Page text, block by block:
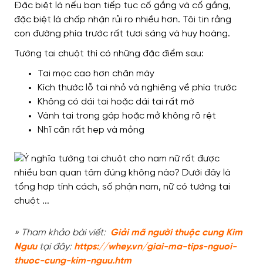
Đặc biệt là nếu bạn tiếp tục cố gắng và cố gắng,
đặc biệt là chấp nhận rủi ro nhiều hơn. Tôi tin rằng
con đường phía trước rất tươi sáng và huy hoàng.
Tướng tai chuột thì có những đặc điểm sau:
Tai mọc cao hơn chân mày
Kích thước lỗ tai nhỏ và nghiêng về phía trước
Không có dái tai hoặc dái tai rất mờ
Vành tai trong gập hoặc mở không rõ rệt
Nhĩ căn rất hẹp và mỏng
» Tham khảo bài viết: Giải mã người thuộc cung Kim
Ngưutại đây: https://whey.vn/giai-ma-tips-nguoi-
thuoc-cung-kim-nguu.htm